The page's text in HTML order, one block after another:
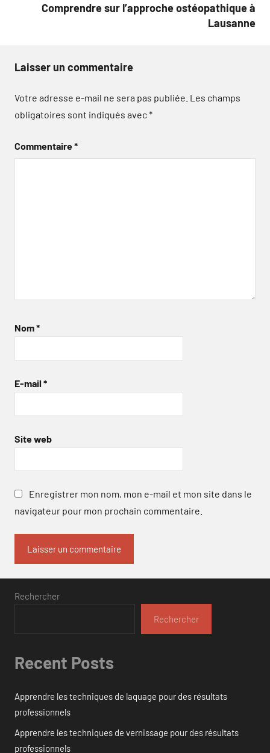
Comprendre sur l’approche ostéopathique à
Lausanne
Laisser un commentaire
Votre adresse e-mail ne sera pas publiée. Les champs
obligatoires sont indiqués avec*
Commentaire*
Nom*
E-mail *
Site web
Enregistrer mon nom, mon e-mail et mon site dans le
navigateur pour mon prochain commentaire.
Rechercher
Rechercher
Recent Posts
Apprendre les techniques de laquage pour des résultats
professionnels
Apprendre les techniques de vernissage pour des résultats
professionnels